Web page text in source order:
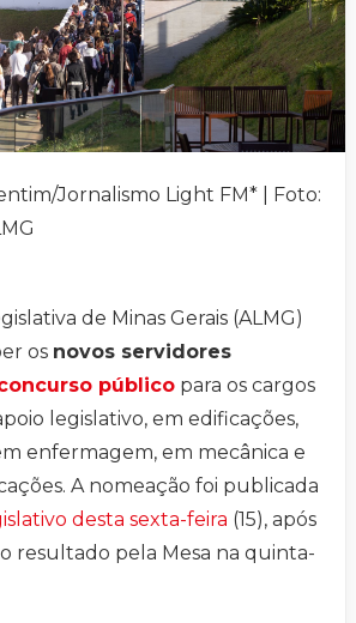
Jornalismo Light FM* | Foto:
de Minas Gerais (ALMG)
os novos servidores
público para os cargos
legislativo, em edificações,
enfermagem, em mecânica e
A nomeação foi publicada
desta sexta-feira (15), após
resultado pela Mesa na quinta-